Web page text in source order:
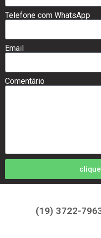
Telefone com WhatsApp
Email
Comentário
(19) 3722-